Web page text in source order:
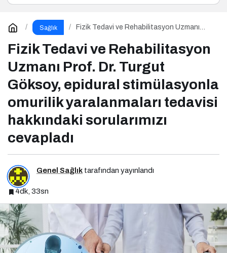
Sağlık
Fizik Tedavi ve Rehabilitasyon Uzmanı
stimülasyonla omurilik yaralanmaları
tedavisi hakkındaki sorularımızı cevapladı
Fizik Tedavi ve Rehabilitasyon
Uzmanı Prof. Dr. Turgut
Göksoy, epidural stimülasyonla
omurilik yaralanmaları tedavisi
hakkındaki sorularımızı
cevapladı
Genel Sağlık tarafından yayınlandı
4dk, 33sn